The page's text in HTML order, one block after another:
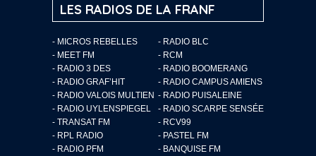
LES RADIOS DE LA FRANF
- MICROS REBELLES
- RADIO BLC
- MEET FM
- RCM
- RADIO 3 DES
- RADIO BOOMERANG
- RADIO GRAF’HIT
- RADIO CAMPUS AMIENS
- RADIO VALOIS MULTIEN - RADIO PUISALEINE
- RADIO UYLENSPIEGEL
- RADIO SCARPE SENSÉE
- TRANSAT FM
- RCV99
- RPL RADIO
- PASTEL FM
- RADIO PFM
- BANQUISE FM